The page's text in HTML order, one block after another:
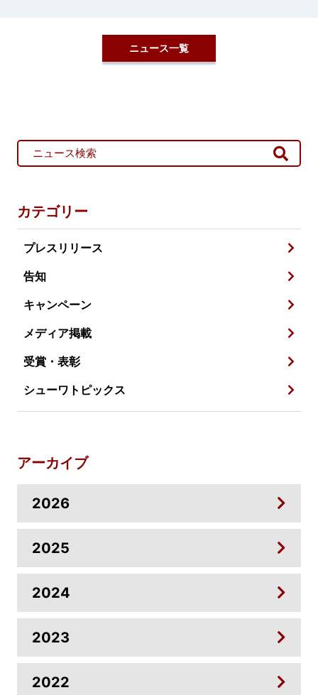
ニュース一覧
カテゴリー
プレスリリース
告知
キャンペーン
メディア掲載
受賞・表彰
シューワトピックス
アーカイブ
2026
2025
2024
2023
2022